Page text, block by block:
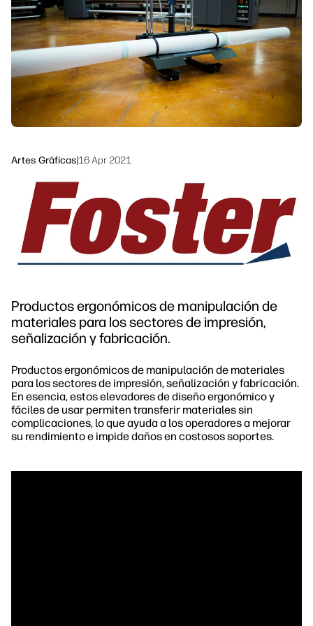
Síguenos
linkedInfacebook
twitteryoutube
Artes Gráficas|16 Apr 2021
Productos ergonómicos de manipulación de
materiales para los sectores de impresión,
señalización y fabricación.
Productos ergonómicos de manipulación de materiales
para los sectores de impresión, señalización y fabricación.
En esencia, estos elevadores de diseño ergonómico y
fáciles de usar permiten transferir materiales sin
complicaciones, lo que ayuda a los operadores a mejorar
su rendimiento e impide daños en costosos soportes.